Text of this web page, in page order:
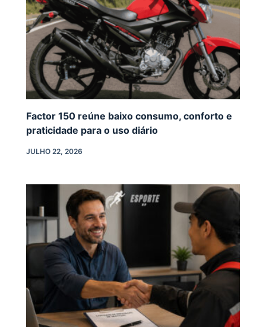
Factor 150 reúne baixo consumo, conforto e
praticidade para o uso diário
JULHO 22, 2026